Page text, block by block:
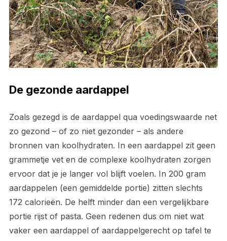
De gezonde aardappel
Zoals gezegd is de aardappel qua voedingswaarde net
zo gezond – of zo niet gezonder – als andere
bronnen van koolhydraten. In een aardappel zit geen
grammetje vet en de complexe koolhydraten zorgen
ervoor dat je je langer vol blijft voelen. In 200 gram
aardappelen (een gemiddelde portie) zitten slechts
172 calorieën. De helft minder dan een vergelijkbare
portie rijst of pasta. Geen redenen dus om niet wat
vaker een aardappel of aardappelgerecht op tafel te